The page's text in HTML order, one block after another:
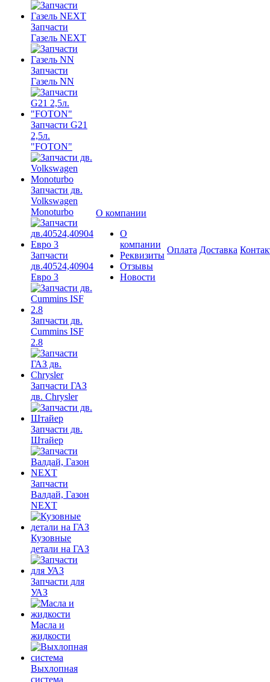
Запчасти
Газель NEXT
Запчасти
Газель NN
Запчасти G21
2,5л.
"FOTON"
Запчасти дв.
Volkswagen
Monoturbo
Запчасти
дв.40524,40904
Евро 3
Запчасти дв.
Cummins ISF
2.8
Запчасти ГАЗ
дв. Chrysler
Запчасти дв.
Штайер
Запчасти
Валдай, Газон
NEXT
Кузовные
детали на ГАЗ
Запчасти для
УАЗ
Масла и
жидкости
Выхлопная
система
О компании
О
компании
Реквизиты
Отзывы
Новости
Оплата Доставка